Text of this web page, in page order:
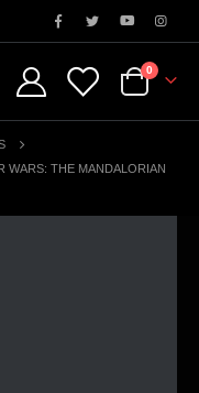
0
WARS: THE MANDALORIAN